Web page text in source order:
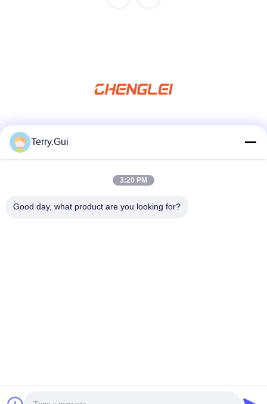
전화
2026 Changzhou Chenglei Valve Technology Co., Ltd. . 모든 권리
Terry.Gui
3:20 PM
Good day, what product are you looking for?